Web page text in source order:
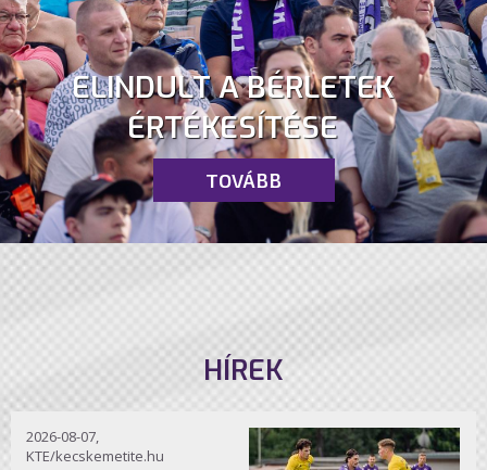
ELINDULT A BÉRLETEK
ÉRTÉKESÍTÉSE
TOVÁBB
HÍREK
2026-08-07,
KTE/kecskemetite.hu